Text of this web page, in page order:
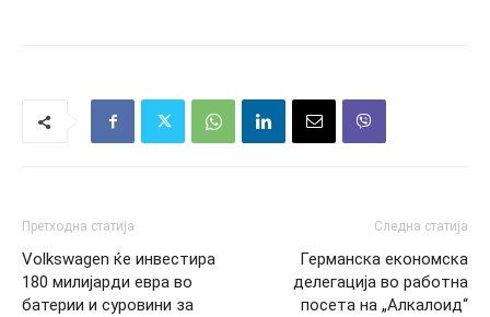
Претходна статија
Volkswagen ќе инвестира
180 милијарди евра во
батерии и суровини за
Следна статија
Германска економска
делегација во работна
посета на „Aлкалоид“